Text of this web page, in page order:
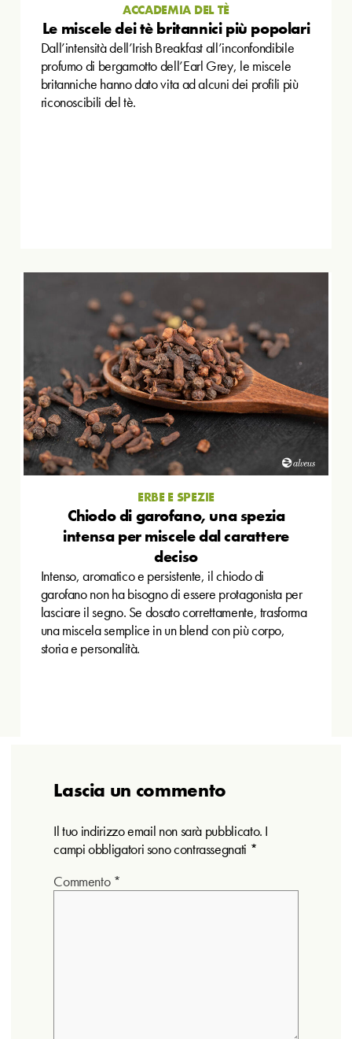
ACCADEMIA DEL TÈ
Le miscele dei tè britannici più popolari
Dall’intensità dell’Irish Breakfast all’inconfondibile
profumo di bergamotto dell’Earl Grey, le miscele
britanniche hanno dato vita ad alcuni dei profili più
riconoscibili del tè.
ERBE E SPEZIE
Chiodo di garofano, una spezia
intensa per miscele dal carattere
deciso
Intenso, aromatico e persistente, il chiodo di
garofano non ha bisogno di essere protagonista per
lasciare il segno. Se dosato correttamente, trasforma
una miscela semplice in un blend con più corpo,
storia e personalità.
Lascia un commento
Il tuo indirizzo email non sarà pubblicato. I
campi obbligatori sono contrassegnati *
Commento *